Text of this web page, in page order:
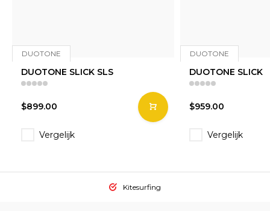
DUOTONE
DUOTONE SLICK SLS
$899.00
Vergelijk
DUOTONE
DUOTONE SLICK
$959.00
Vergelijk
Kitesurfing